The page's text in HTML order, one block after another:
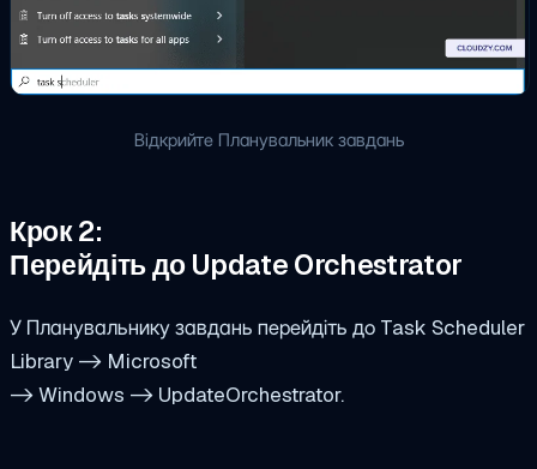
Відкрийте Планувальник завдань
Крок 2:
Перейдіть до Update Orchestrator
У Планувальнику завдань перейдіть до Task Scheduler
Library -> Microsoft
-> Windows -> UpdateOrchestrator.